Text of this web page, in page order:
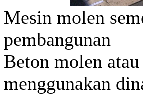
Mesin molen
pembangunan
Beton molen
menggunakan